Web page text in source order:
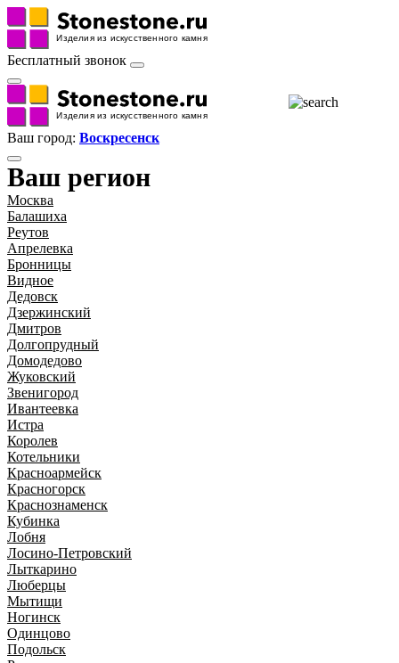
Бесплатный звонок
Ваш город: Воскресенск
Ваш регион
Москва
Балашиха
Реутов
Апрелевка
Бронницы
Видное
Дедовск
Дзержинский
Дмитров
Долгопрудный
Домодедово
Жуковский
Звенигород
Ивантеевка
Истра
Королев
Котельники
Красноармейск
Красногорск
Краснознаменск
Кубинка
Лобня
Лосино-Петровский
Лыткарино
Люберцы
Мытищи
Ногинск
Одинцово
Подольск